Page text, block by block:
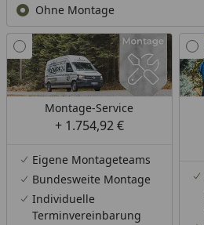
Ohne Montage
Montage-Service
+ 1.754,92 €
Eigene Montageteams
Bundesweite Montage
Individuelle
Terminvereinbarung